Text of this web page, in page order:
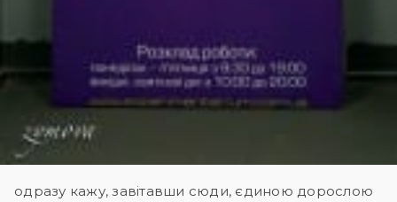
одразу кажу, завітавши сюди, єдиною дорослою